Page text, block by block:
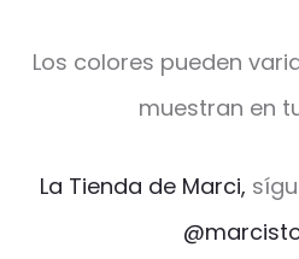
Los colores pueden
muestran en
La Tienda de Marci,